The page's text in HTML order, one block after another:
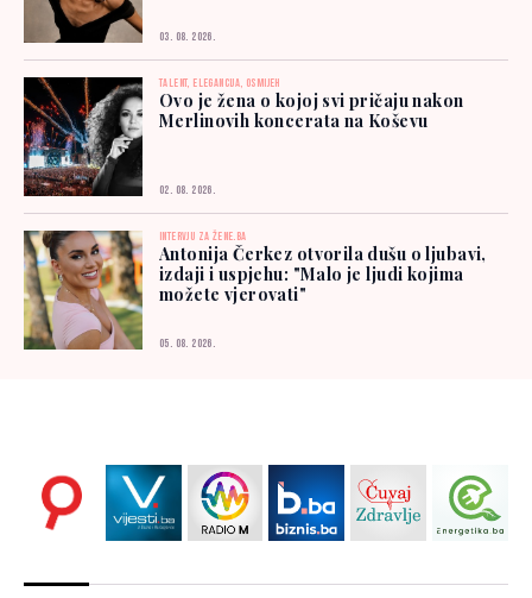
03. 08. 2026.
TALENT, ELEGANCIJA, OSMIJEH
Ovo je žena o kojoj svi pričaju nakon
Merlinovih koncerata na Koševu
02. 08. 2026.
INTERVJU ZA ŽENE.BA
Antonija Čerkez otvorila dušu o ljubavi,
izdaji i uspjehu: "Malo je ljudi kojima
možete vjerovati"
05. 08. 2026.